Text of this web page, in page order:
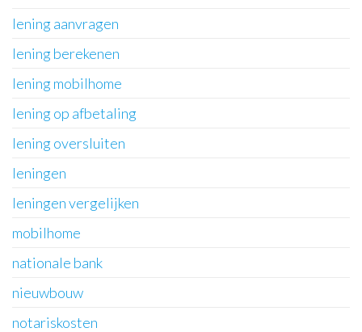
lening aanvragen
lening berekenen
lening mobilhome
lening op afbetaling
lening oversluiten
leningen
leningen vergelijken
mobilhome
nationale bank
nieuwbouw
notariskosten